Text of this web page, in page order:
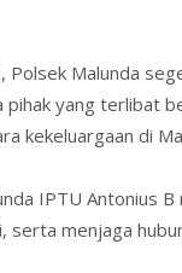
Malunda
pihak yang terlibat
kekeluargaan di
IPTU Antonius
serta menjaga